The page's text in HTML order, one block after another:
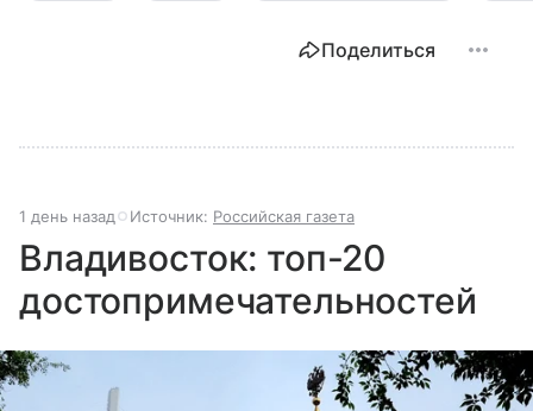
Поделиться
1 день назад Источник: Российская газета
Владивосток: топ-20
достопримечательностей